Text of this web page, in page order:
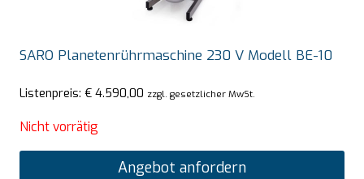
SARO Planetenrührmaschine 230 V Modell BE-10
Listenpreis: € 4.590,00 zzgl. gesetzlicher MwSt.
Nicht vorrätig
Angebot anfordern